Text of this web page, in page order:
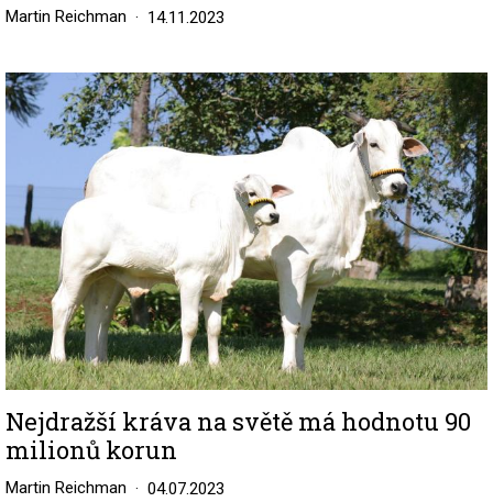
Martin Reichman 14.11.2023
Image
Nejdražší kráva na světě má hodnotu 90
milionů korun
Martin Reichman 04.07.2023